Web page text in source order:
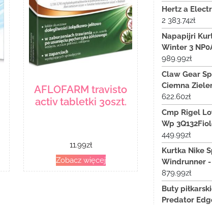
AFLOFARM travisto
activ tabletki 30szt.
11.99zł
Zobacz więcej
Hertz a
2 383.74zł
Napapijri
Winter 3
989.99zł
Claw Gear
Ciemna
622.60zł
Cmp Rigel
Wp
449.99zł
Kurtka Nike
Windrunner -
879.99zł
Buty
Predator